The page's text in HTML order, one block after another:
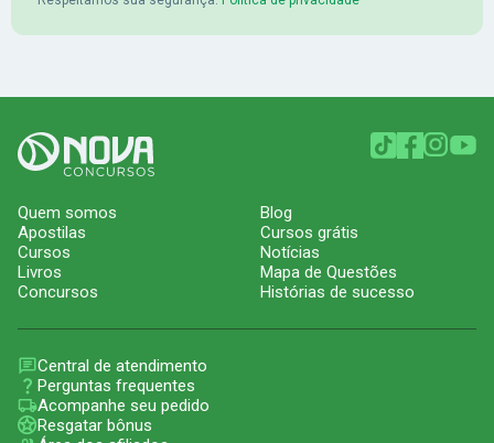
Quem somos
Apostilas
Cursos
Livros
Concursos
Blog
Cursos grátis
Notícias
Mapa de Questões
Histórias de sucesso
Central de atendimento
Perguntas frequentes
Acompanhe seu pedido
Resgatar bônus